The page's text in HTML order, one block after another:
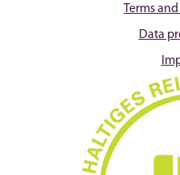
Terms
Data